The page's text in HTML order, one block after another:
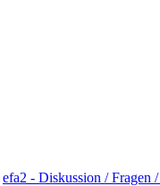
efa2 - Diskussion / Fragen